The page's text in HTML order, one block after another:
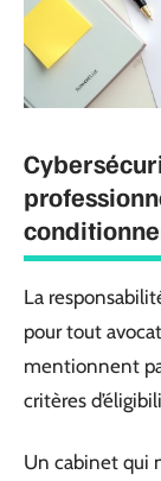
La
pour tout
mentionnent
critères
Un cabinet qui